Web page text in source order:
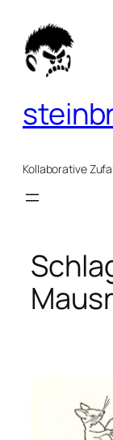
Inhalt
springen
Kollaborative